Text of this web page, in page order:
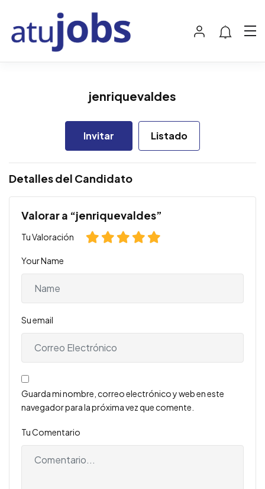
jenriquevaldes
Invitar Listado
Detalles del Candidato
Valorar a “jenriquevaldes”
Tu Valoración
Your Name
Su email
Guarda mi nombre, correo electrónico y web en este
navegador para la próxima vez que comente.
Tu Comentario